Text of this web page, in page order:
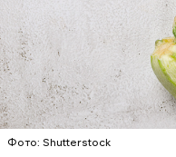
Фото: Shutterstock
ЕДА ОВОЩИ
Фото: Shutterstock